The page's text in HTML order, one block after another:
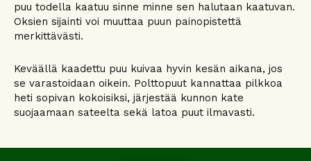
puu todella kaatuu sinne minne sen halutaan kaatuvan.
Oksien sijainti voi muuttaa puun painopistettä
merkittävästi.
Keväällä kaadettu puu kuivaa hyvin kesän aikana, jos
se varastoidaan oikein. Polttopuut kannattaa pilkkoa
heti sopivan kokoisiksi, järjestää kunnon kate
suojaamaan sateelta sekä latoa puut ilmavasti.